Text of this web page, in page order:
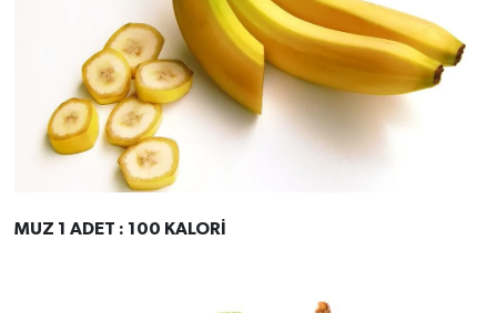
MUZ 1 ADET : 100 KALORİ